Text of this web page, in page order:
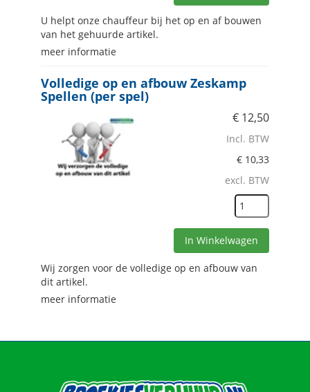
U helpt onze chauffeur bij het op en af bouwen
van het gehuurde artikel.
meer informatie
Volledige op en afbouw Zeskamp
Spellen (per spel)
€ 12,50
Incl. BTW
€ 10,33
excl. BTW
In Winkelwagen
Wij zorgen voor de volledige op en afbouw van
dit artikel.
meer informatie